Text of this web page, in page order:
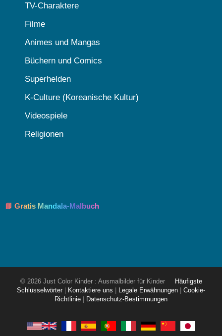
TV-Charaktere
Filme
Animes und Mangas
Büchern und Comics
Superhelden
K-Culture (Koreanische Kultur)
Videospiele
Religionen
📘 Gratis Mandala-Malbuch
© 2026 Just Color Kinder : Ausmalbilder für Kinder
Häufigste
Schlüsselwörter
Kontaktiere uns Legale Erwähnungen
Cookie-
Richtlinie
Datenschutz-Bestimmungen